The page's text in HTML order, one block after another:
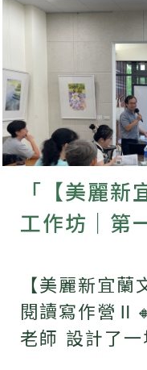
「【美麗新
工作坊｜第
【美麗新宜
閱讀寫作營
老師 設計了一